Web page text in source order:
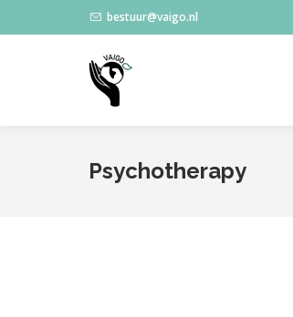
bestuur@vaigo.nl
Psychotherapy